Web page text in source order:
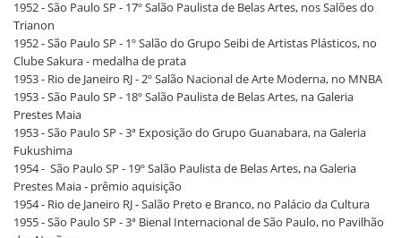
1952 - São Paulo SP - 17º Salão Paulista de Belas Artes, nos Salões do
Trianon
1952 - São Paulo SP - 1º Salão do Grupo Seibi de Artistas Plásticos, no
Clube Sakura - medalha de prata
1953 - Rio de Janeiro RJ - 2º Salão Nacional de Arte Moderna, no MNBA
1953 - São Paulo SP - 18º Salão Paulista de Belas Artes, na Galeria
Prestes Maia
1953 - São Paulo SP - 3ª Exposição do Grupo Guanabara, na Galeria
Fukushima
1954 - São Paulo SP - 19º Salão Paulista de Belas Artes, na Galeria
Prestes Maia - prêmio aquisição
1954 - Rio de Janeiro RJ - Salão Preto e Branco, no Palácio da Cultura
1955 - São Paulo SP - 3ª Bienal Internacional de São Paulo, no Pavilhão